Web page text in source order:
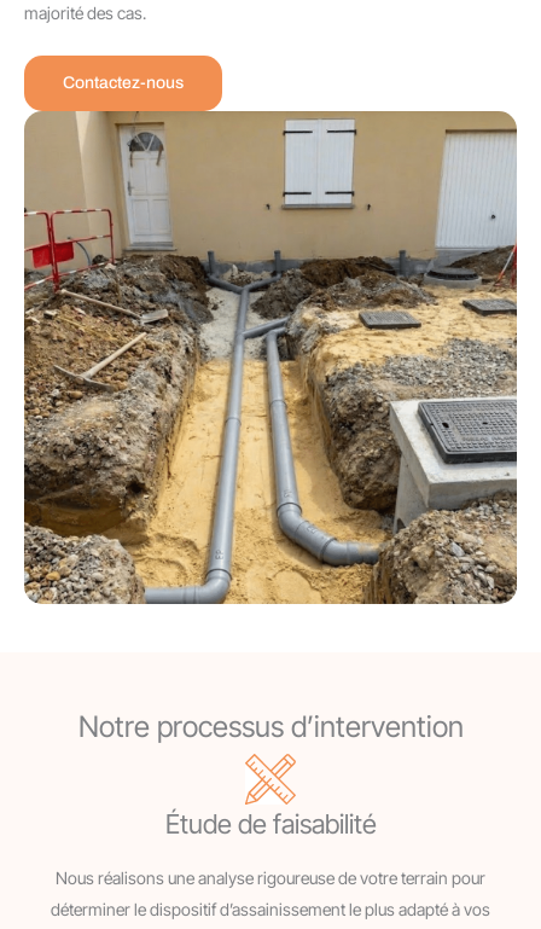
majorité des cas.
Contactez-nous
Notre processus d’intervention
Étude de faisabilité
Nous réalisons une analyse rigoureuse de votre terrain pour
déterminer le dispositif d’assainissement le plus adapté à vos